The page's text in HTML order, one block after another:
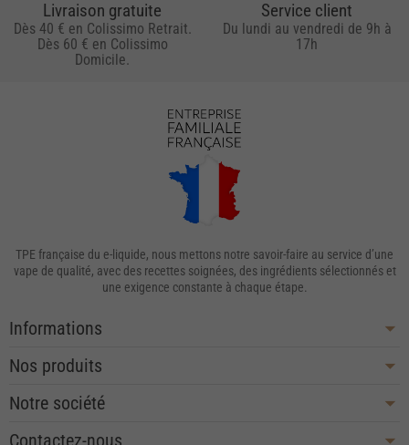
Livraison gratuite
Dès 40 € en Colissimo Retrait.
Dès 60 € en Colissimo
Domicile.
Service client
Du lundi au vendredi de 9h à
17h
TPE française du e-liquide, nous mettons notre savoir-faire au service d’une
vape de qualité, avec des recettes soignées, des ingrédients sélectionnés et
une exigence constante à chaque étape.
Informations
Nos produits
Notre société